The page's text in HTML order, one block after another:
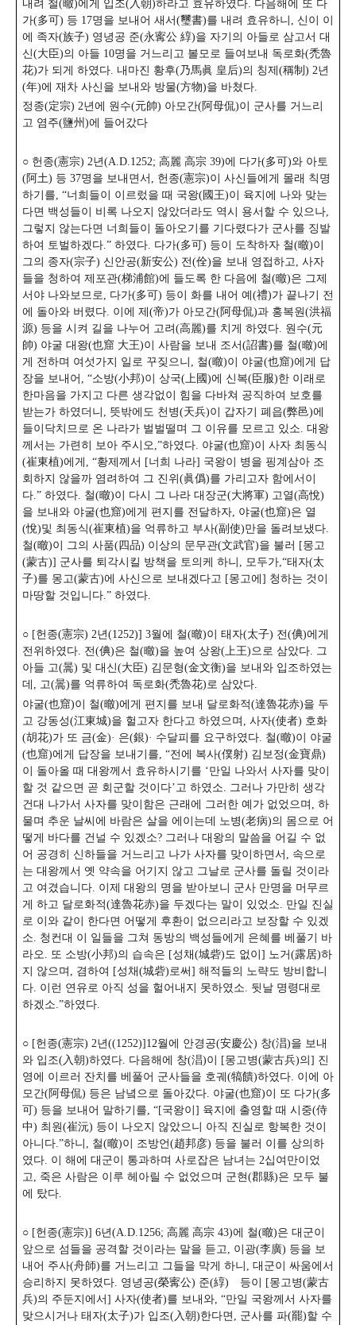
내려 철(㬚)에게 입조(入朝)하라고 효유하였다. 다음해에 또 다
가(多可) 등 17명을 보내어 새서(璽書)를 내려 효유하니, 신이 이
에 족자(族子) 영녕공 준(永寗公 綧)을 자기의 아들로 삼고서 대
신(大臣)의 아들 10명을 거느리고 볼모로 들여보내 독로화(禿魯
花)가 되게 하였다. 내마진 황후(乃馬眞 皇后)의 칭제(稱制) 2년
(年)에 재차 사신을 보내와 방물(方物)을 바쳤다.
정종(定宗) 2년에 원수(元帥) 아모간(阿母侃)이 군사를 거느리
고 염주(鹽州)에 들어갔다
○ 헌종(憲宗) 2년(A.D.1252; 高麗 高宗 39)에 다가(多可)와 아토
(阿土) 등 37명을 보내면서, 헌종(憲宗)이 사신들에게 몰래 칙명
하기를, “너희들이 이르렀을 때 국왕(國王)이 육지에 나와 맞는
다면 백성들이 비록 나오지 않았더라도 역시 용서할 수 있으나,
그렇지 않는다면 너희들이 돌아오기를 기다렸다가 군사를 징발
하여 토벌하겠다.” 하였다. 다가(多可) 등이 도착하자 철(㬚)이
그의 종자(宗子) 신안공(新安公) 전(佺)을 보내 영접하고, 사자
들을 청하여 제포관(梯浦館)에 들도록 한 다음에 철(㬚)은 그제
서야 나와보므로, 다가(多可) 등이 화를 내어 예(禮)가 끝나기 전
에 돌아와 버렸다. 이에 제(帝)가 아모간(阿母侃)과 홍복원(洪福
源) 등을 시켜 길을 나누어 고려(高麗)를 치게 하였다. 원수(元
帥) 야굴 대왕(也窟 大王)이 사람을 보내 조서(詔書)를 철(㬚)에
게 전하며 여섯가지 일로 꾸짖으니, 철(㬚)이 야굴(也窟)에게 답
장을 보내어, “소방(小邦)이 상국(上國)에 신복(臣服)한 이래로
한마음을 가지고 다른 생각없이 힘을 다바쳐 공직하여 보호를
받는가 하였더니, 뜻밖에도 천병(天兵)이 갑자기 폐읍(弊邑)에
들이닥치므로 온 나라가 벌벌떨며 그 이유를 모르고 있소. 대왕
께서는 가련히 보아 주시오,”하였다. 야굴(也窟)이 사자 최동식
(崔東植)에게, “황제께서 [너희 나라] 국왕이 병을 핑계삼아 조
회하지 않을까 염려하여 그 진위(眞僞)를 가리고자 함에서이
다.” 하였다. 철(㬚)이 다시 그 나라 대장군(大將軍) 고열(高悅)
을 보내와 야굴(也窟)에게 편지를 전달하자, 야굴(也窟)은 열
(悅)및 최동식(崔東植)을 억류하고 부사(副使)만을 돌려보냈다.
철(㬚)이 그의 사품(四品) 이상의 문무관(文武官)을 불러 [몽고
(蒙古)] 군사를 퇴각시킬 방책을 토의케 하니, 모두가,“태자(太
子)를 몽고(蒙古)에 사신으로 보내겠다고 [몽고에] 청하는 것이
마땅할 것입니다.” 하였다.
○ [헌종(憲宗) 2년(1252)] 3월에 철(㬚)이 태자(太子) 전(倎)에게
전위하였다. 전(倎)은 철(㬚)을 높여 상왕(上王)으로 삼았다. 그
아들 고(暠) 및 대신(大臣) 김문형(金文衡)을 보내와 입조하였는
데, 고(暠)를 억류하여 독로화(禿魯花)로 삼았다.
야굴(也窟)이 철(㬚)에게 편지를 보내 달로화적(達魯花赤)을 두
고 강동성(江東城)을 헐고자 한다고 하였으며, 사자(使者) 호화
(胡花)가 또 금(金)· 은(銀)· 수달피를 요구하였다. 철(㬚)이 야굴
(也窟)에게 답장을 보내기를, “전에 복사(僕射) 김보정(金寶鼎)
이 돌아올 때 대왕께서 효유하시기를 ‘만일 나와서 사자를 맞이
할 것 같으면 곧 회군할 것이다’고 하였소. 그러나 가만히 생각
건대 나가서 사자를 맞이함은 근래에 그러한 예가 없었으며, 하
물며 추운 날씨에 바람은 살을 에이는데 노병(老病)의 몸으로 어
떻게 바다를 건널 수 있겠소? 그러나 대왕의 말씀을 어길 수 없
어 공경히 신하들을 거느리고 나가 사자를 맞이하면서, 속으로
는 대왕께서 옛 약속을 어기지 않고 그날로 군사를 돌릴 것이라
고 여겼습니다. 이제 대왕의 명을 받아보니 군사 만명을 머무르
게 하고 달로화적(達魯花赤)을 두겠다는 말이 있었소. 만일 진실
로 이와 같이 한다면 어떻게 후환이 없으리라고 보장할 수 있겠
소. 청컨대 이 일들을 그쳐 동방의 백성들에게 은혜를 베풀기 바
라오. 또 소방(小邦)의 습속은 [성채(城砦)도 없이] 노거(露居)하
지 않으며, 겸하여 [성채(城砦)로써] 해적들의 노략도 방비합니
다. 이런 연유로 아직 성을 헐어내지 못하였소. 뒷날 명령대로
하겠소.”하였다.
○ [헌종(憲宗) 2년((1252)]12월에 안경공(安慶公) 창(淐)을 보내
와 입조(入朝)하였다. 다음해에 창(淐)이 [몽고병(蒙古兵)의] 진
영에 이르러 잔치를 베풀어 군사들을 호궤(犒饋)하였다. 이에 아
모간(阿母侃) 등은 남녘으로 돌아갔다. 야굴(也窟)이 또 다가(多
可) 등을 보내어 말하기를, “[국왕이] 육지에 출영할 때 시중(侍
中) 최원(崔沅) 등이 나오지 않았으니 아직 진실로 항복한 것이
아니다.”하니, 철(㬚)이 조방언(趙邦彦) 등을 불러 이를 상의하
였다. 이 해에 대군이 통과하며 사로잡은 남녀는 2십여만이었
고, 죽은 사람은 이루 헤아릴 수 없었으며 군현(郡縣)은 모두 불
에 탔다.
○ [헌종(憲宗)] 6년(A.D.1256; 高麗 高宗 43)에 철(㬚)은 대군이
앞으로 섬들을 공격할 것이라는 말을 듣고, 이광(李廣) 등을 보
내어 주사(舟師)를 거느리고 그들을 막게 하니, 대군이 싸움에서
승리하지 못하였다. 영녕공(榮寗公) 준(綧) 등이 [몽고병(蒙古
兵)의 주둔지에서] 사자(使者)를 보내와, “만일 국왕께서 사자를
맞으시거나 태자(太子)가 입조(入朝)한다면, 군사를 파(罷)할 수